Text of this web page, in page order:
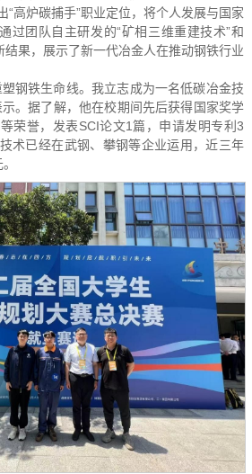
“高炉碳捕手”职业定位，将个人发展与国家
过团队自主研发的“矿相三维重建技术”和
结果，展示了新一代冶金人在推动钢铁行业
钢铁生命线。我立志成为一名低碳冶金技
。据了解，他在校期间先后获得国家奖学
荣誉，发表SCI论文1篇，申请发明专利3
术已经在武钢、攀钢等企业运用，近三年